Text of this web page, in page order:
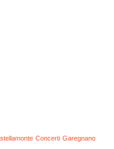
Concerti Garegnano